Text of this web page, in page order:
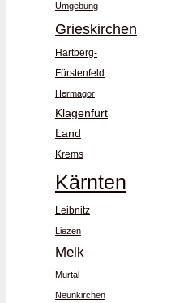
Umgebung
Grieskirchen
Hartberg-
Fürstenfeld
Hermagor
Klagenfurt
Land
Krems
Kärnten
Leibnitz
Liezen
Melk
Murtal
Neunkirchen